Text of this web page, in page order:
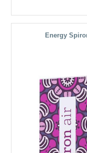
Energy